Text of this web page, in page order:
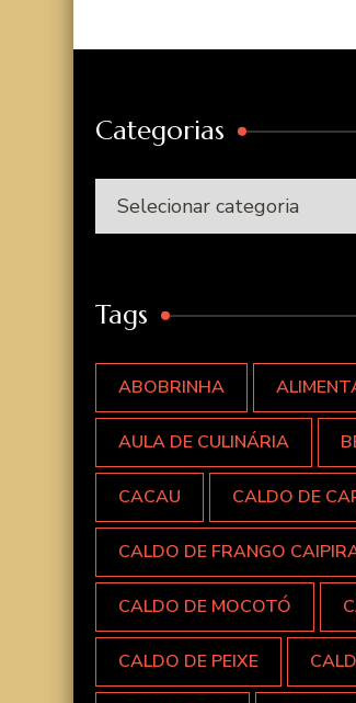
Categorias
Categorias
Tags
ABOBRINHA
AULA DE CULINÁRIA
CACAU CALDO DE
CALDO DE FRANGO
CALDO DE MOCOTÓ
CALDO DE PEIXE